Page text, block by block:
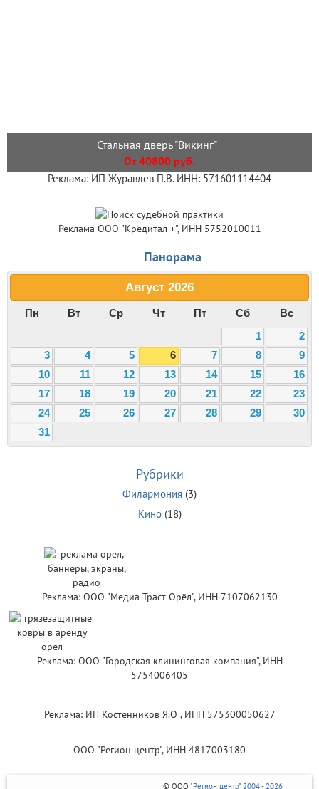
Стальная дверь "Викинг"
От 40800 руб.
Реклама: ИП Журавлев П.В. ИНН: 571601114404
Реклама ООО "Кредитал +", ИНН 5752010011
Панорама
Август 2026
Пн Вт Ср Чт Пт Сб
Вс
1
2
3
4 5 6 7 8
9
10
11 12 13 14 15
16
17
18 19 20 21 22
23
24
25 26 27 28 29
30
31
Рубрики
Филармония (3)
Кино(18)
Реклама: ООО "Медиа Траст Орёл", ИНН 7107062130
Реклама: ООО "Городская клининговая компания", ИНН
5754006405
Реклама: ИП Костенников Я.О , ИНН 575300050627
ООО "Регион центр", ИНН 4817003180
© ООО "Регион центр" 2004 - 2026